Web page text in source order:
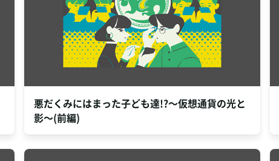
悪だくみにはまった子ども達!?～仮想通貨の光と
影～(前編)